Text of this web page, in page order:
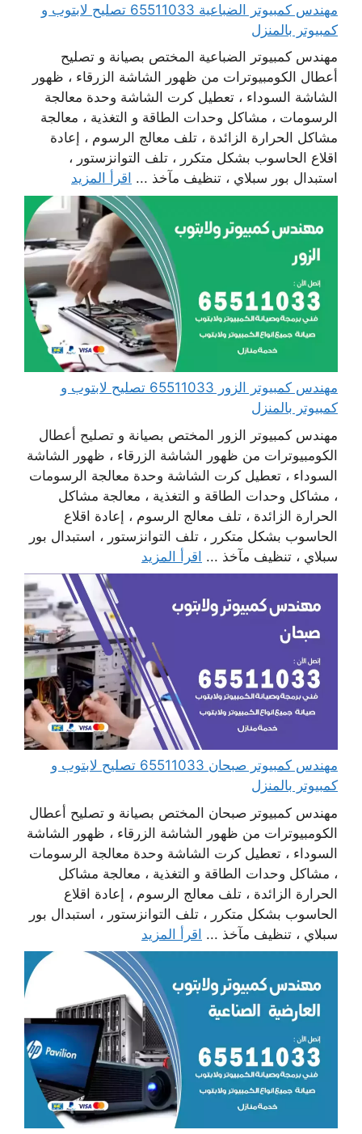
مهندس كمبيوتر الضباعية 65511033 تصليح لابتوب و
كمبيوتر بالمنزل
مهندس كمبيوتر الضباعية المختص بصيانة و تصليح
أعطال الكومبيوترات من ظهور الشاشة الزرقاء ، ظهور
الشاشة السوداء ، تعطيل كرت الشاشة وحدة معالجة
الرسومات ، مشاكل وحدات الطاقة و التغذية ، معالجة
مشاكل الحرارة الزائدة ، تلف معالج الرسوم ، إعادة
اقلاع الحاسوب بشكل متكرر ، تلف التوانزستور ،
استبدال بور سبلاي ، تنظيف مآخذ ... اقرأ المزيد
مهندس كمبيوتر الزور 65511033 تصليح لابتوب و
كمبيوتر بالمنزل
مهندس كمبيوتر الزور المختص بصيانة و تصليح أعطال
الكومبيوترات من ظهور الشاشة الزرقاء ، ظهور الشاشة
السوداء ، تعطيل كرت الشاشة وحدة معالجة الرسومات
، مشاكل وحدات الطاقة و التغذية ، معالجة مشاكل
الحرارة الزائدة ، تلف معالج الرسوم ، إعادة اقلاع
الحاسوب بشكل متكرر ، تلف التوانزستور ، استبدال بور
سبلاي ، تنظيف مآخذ ... اقرأ المزيد
مهندس كمبيوتر صبحان 65511033 تصليح لابتوب و
كمبيوتر بالمنزل
مهندس كمبيوتر صبحان المختص بصيانة و تصليح أعطال
الكومبيوترات من ظهور الشاشة الزرقاء ، ظهور الشاشة
السوداء ، تعطيل كرت الشاشة وحدة معالجة الرسومات
، مشاكل وحدات الطاقة و التغذية ، معالجة مشاكل
الحرارة الزائدة ، تلف معالج الرسوم ، إعادة اقلاع
الحاسوب بشكل متكرر ، تلف التوانزستور ، استبدال بور
سبلاي ، تنظيف مآخذ ... اقرأ المزيد